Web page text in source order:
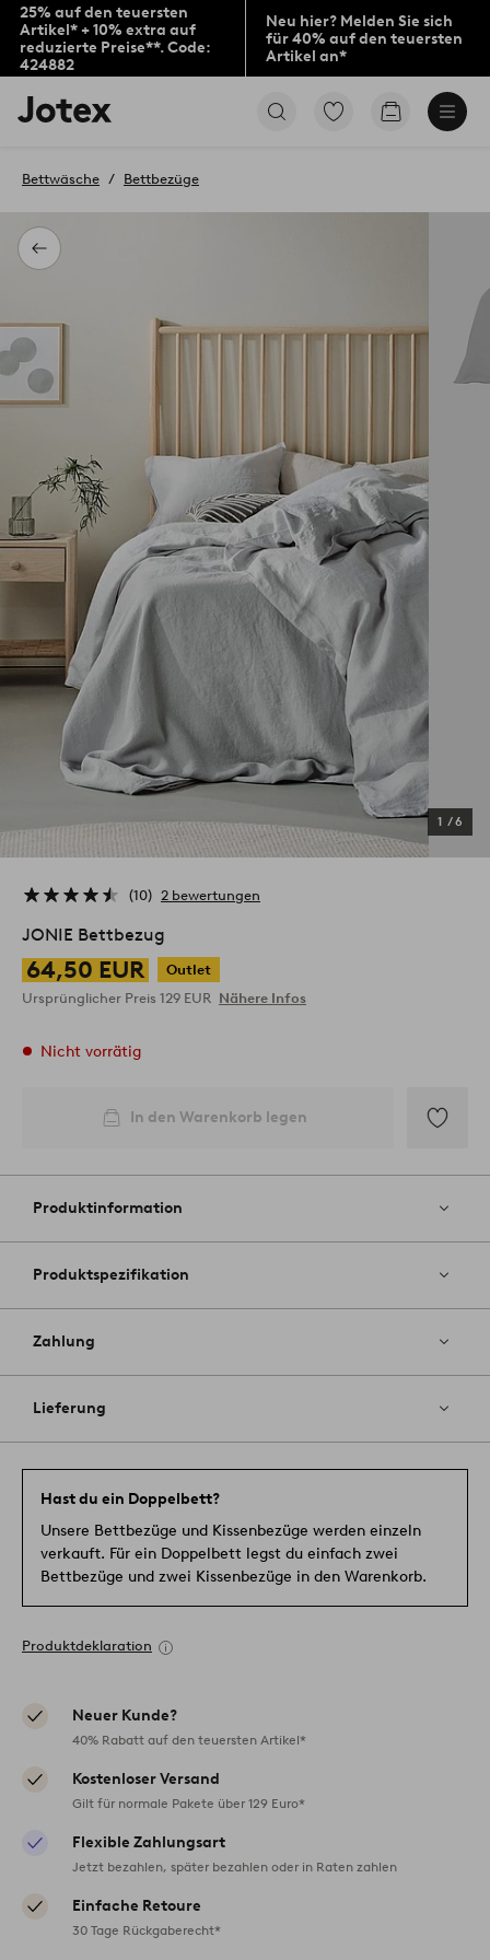
25% auf den teuersten
Artikel* + 10% extra auf
reduzierte Preise**. Code:
424882
Neu hier? Melden Sie sich
für 40% auf den teuersten
Artikel an*
Jotex-
Logo
Startseite
Zu
Produkten
Zum
Zurück
Bettwäsche Bettbezüge
1 /6
10 2 bewertungen
JONIE Bettbezug
64,50 EUR
Outlet
Ursprünglicher Preis 129 EUR Nähere Infos
Nicht vorrätig
In den Warenkorb legen
Favoriten
Produktinformation
Produktspezifikation
Zahlung
Lieferung
Hast du ein Doppelbett?
Unsere Bettbezüge und Kissenbezüge werden einzeln
verkauft. Für ein Doppelbett legst du einfach zwei
Bettbezüge und zwei Kissenbezüge in den Warenkorb.
Produktdeklaration
Neuer Kunde?
40% Rabatt auf den teuersten Artikel*
Kostenloser Versand
Gilt für normale Pakete über 129 Euro*
Flexible Zahlungsart
Jetzt bezahlen, später bezahlen oder in Raten zahlen
Einfache Retoure
30 Tage Rückgaberecht*